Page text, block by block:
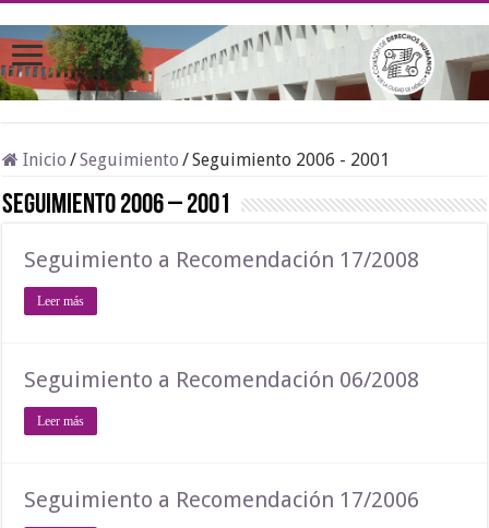
Inicio /Seguimiento /Seguimiento 2006 - 2001
Seguimiento 2006 – 2001
Seguimiento a Recomendación 17/2008
Leer más
Seguimiento a Recomendación 06/2008
Leer más
Seguimiento a Recomendación 17/2006